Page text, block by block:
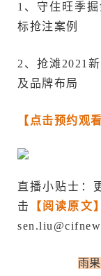
1、守住旺季
标抢注案例
2、抢滩2021
及品牌布局
【点击预约观
直播小贴士：
击
【阅读原文】
雨